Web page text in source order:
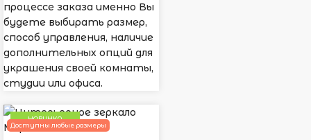
процессе заказа именно Вы
будете выбирать размер,
способ управления, наличие
дополнительных опций для
украшения своей комнаты,
студии или офиса.
НОВИНКА
Доступны любые размеры